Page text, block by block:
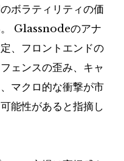
ボラティリティの価
。 Glassnodeのアナ
、フロントエンドの
ェンスの歪み、キャ
マクロ的な衝撃が市
能性があると指摘し